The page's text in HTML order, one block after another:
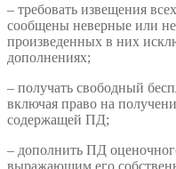
– требовать извещения
сообщены неверные или
произведенных в них
дополнениях;
– получать свободный
включая право на
содержащей ПД;
– дополнить ПД
выражающим его